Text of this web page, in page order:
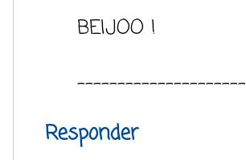
BEIJOO !
---------------------
Responder